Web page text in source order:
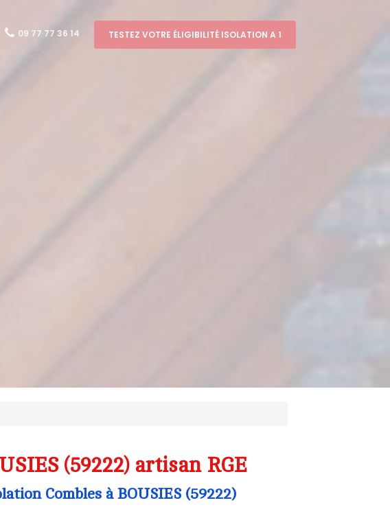
09 77 77 36 14 TESTEZ VOTRE ÉLIGIBILITÉ ISOLATION A 1
(59222) artisan RGE
Combles à BOUSIES (59222)